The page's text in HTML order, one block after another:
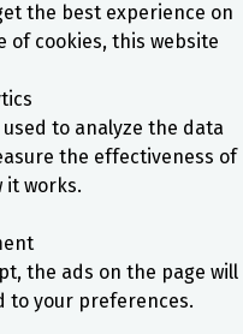
the best experience on
of cookies, this website
used to analyze the data
the effectiveness of
it works.
the ads on the page will
to your preferences.